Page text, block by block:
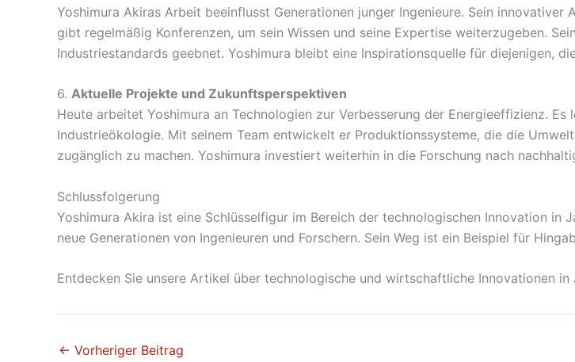
Yoshimura Akiras Arbeit beeinflusst Generationen junger Ingenieure. Sein
gibt regelmäßig Konferenzen, um sein Wissen und seine Expertise weiterzugeben.
Industriestandards geebnet. Yoshimura bleibt eine Inspirationsquelle für diejenigen,
6. Aktuelle Projekte und Zukunftsperspektiven
Heute arbeitet Yoshimura an Technologien zur Verbesserung der Energieeffizienz.
Industrieökologie. Mit seinem Team entwickelt er Produktionssysteme, die die
zugänglich zu machen. Yoshimura investiert weiterhin in die Forschung nach
Schlussfolgerung
Yoshimura Akira ist eine Schlüsselfigur im Bereich der technologischen Innovation in
neue Generationen von Ingenieuren und Forschern. Sein Weg ist ein Beispiel für
Entdecken Sie unsere Artikel über technologische und wirtschaftliche Innovationen in
← Vorheriger Beitrag